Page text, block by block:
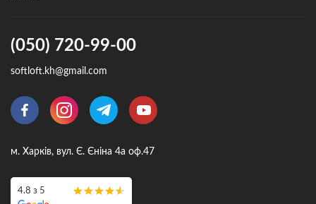
(050) 720-99-00
softloft.kh@gmail.com
м. Харків, вул. Є. Єніна 4а оф.47
4.8 з 5